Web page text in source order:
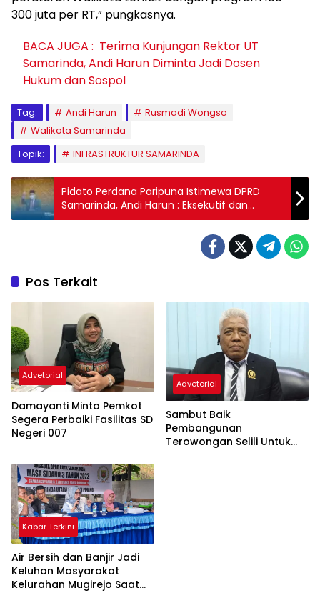
300 juta per RT,” pungkasnya.
BACA JUGA : Terima Kunjungan Rektor UT
Samarinda, Andi Harun Diminta Jadi Dosen
Hukum dan Sospol
Tag: Andi Harun
Rusmadi Wongso
Walikota Samarinda
Topik:
INFRASTRUKTUR SAMARINDA
Pidato Perdana Paripuna Istimewa DPRD
Samarinda, Andi Harun : Eksekutif dan
Legislatif Harus Tetap Bersinergi
Pos Terkait
Advetorial
Damayanti Minta Pemkot
Segera Perbaiki Fasilitas SD
Negeri 007
Advetorial
Sambut Baik
Pembangunan
Terowongan Selili Untuk
Kabar Terkini
Air Bersih dan Banjir Jadi
Keluhan Masyarakat
Kelurahan Mugirejo Saat